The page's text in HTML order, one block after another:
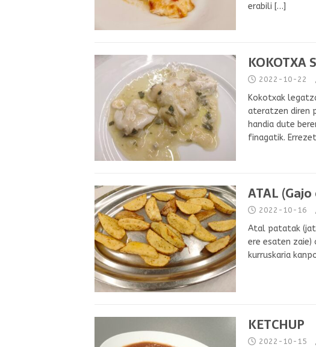
erabili […]
KOKOTXA
2022-10-22
Kokotxak
ateratzen diren
handia dute
finagatik.
ATAL
2022-10-16
Atal patatak
ere esaten zaie)
kurruskaria
KETCHUP
2022-10-15